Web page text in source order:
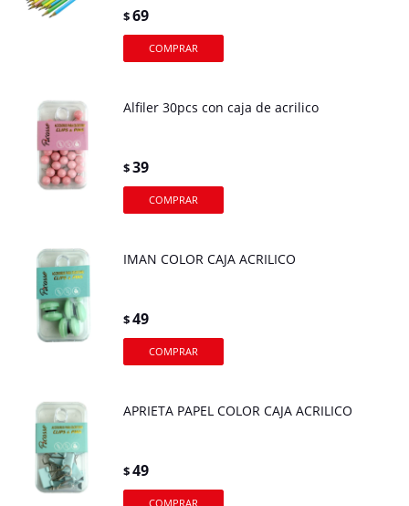
$69
Alfiler 30pcs con caja de acrilico
$39
IMAN COLOR CAJA ACRILICO
$49
APRIETA PAPEL COLOR CAJA ACRILICO
$49